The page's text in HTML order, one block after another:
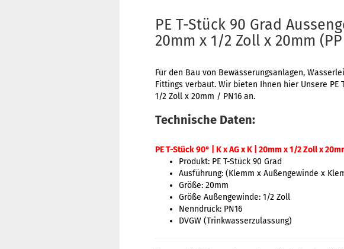
PE T-Stück 90 Grad
20mm x 1/2 Zoll x 20mm
Für den Bau von Bewässerungsanlagen,
Fittings verbaut. Wir bieten Ihnen hier Unsere PE
1/2 Zoll x 20mm / PN16 an.
Technische Daten:
PE T-Stück 90° | K x AG x K | 20mm x 1/2 Zoll x
Produkt: PE T-Stück 90 Grad
Ausführung: (Klemm x Außengewinde x
Größe: 20mm
Größe Außengewinde: 1/2 Zoll
Nenndruck: PN16
DVGW (Trinkwasserzulassung)